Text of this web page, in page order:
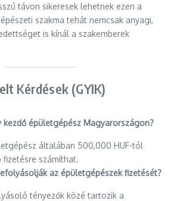
távon sikeresek lehetnek ezen a
szakma tehát nemcsak anyagi,
is kínál a szakemberek
Kérdések (GYIK)
kezdő épületgépész Magyarországon?
általában 500,000 HUF-tól
számíthat.
az épületgépészek fizetését?
tényezők közé tartozik a